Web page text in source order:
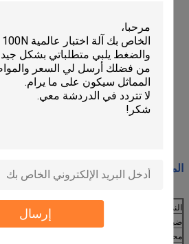
إرسال
المواصفات:
النموذج
ضبط قوة الضغط
محرك الاختبار (أكثر)